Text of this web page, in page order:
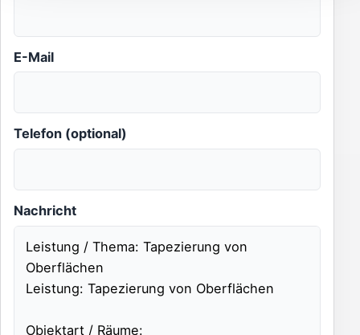
E-Mail
Telefon (optional)
Nachricht